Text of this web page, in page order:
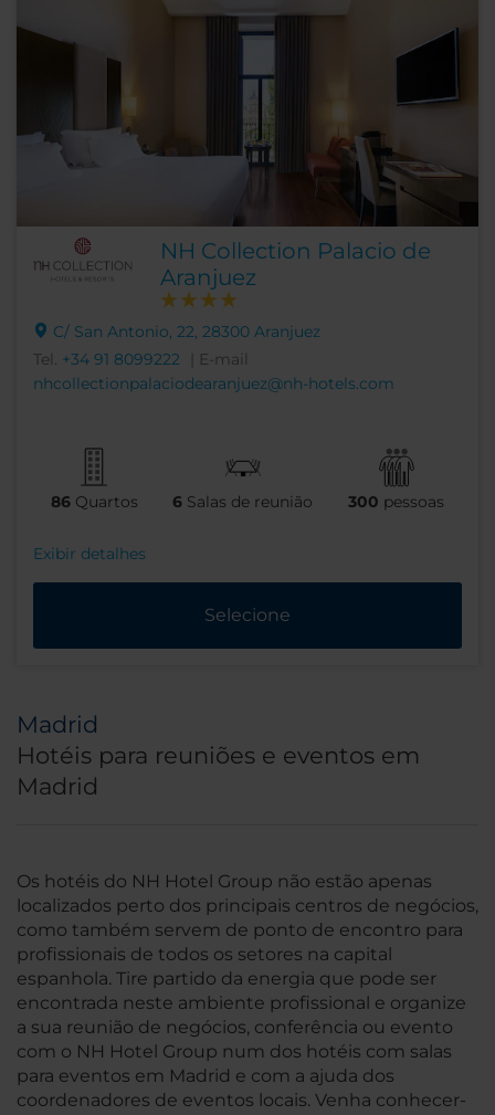
NH Collection Palacio de
Aranjuez
C/ San Antonio, 22, 28300 Aranjuez
Tel. +34 91 8099222
| E-mail
nhcollectionpalaciodearanjuez@nh-hotels.com
86 Quartos 6 Salas de reunião 300 pessoas
Exibir detalhes
Selecione
Madrid
Hotéis para reuniões e eventos em
Madrid
Os hotéis do NH Hotel Group não estão apenas
localizados perto dos principais centros de negócios,
como também servem de ponto de encontro para
profissionais de todos os setores na capital
espanhola. Tire partido da energia que pode ser
encontrada neste ambiente profissional e organize
a sua reunião de negócios, conferência ou evento
com o NH Hotel Group num dos hotéis com salas
para eventos em Madrid e com a ajuda dos
coordenadores de eventos locais. Venha conhecer-